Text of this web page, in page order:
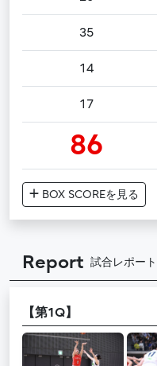
35
14
17
86
BOX SCOREを見る
Report 試合レポート
【第1Q】